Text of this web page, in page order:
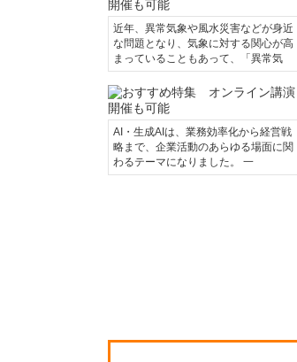
近年、異常気象や風水災害などが身近
な問題となり、気象に対する関心が高
まっていることもあって、「異常気
AI・生成AIは、業務効率化から経営戦
略まで、企業活動のあらゆる場面に関
わるテーマになりました。 一